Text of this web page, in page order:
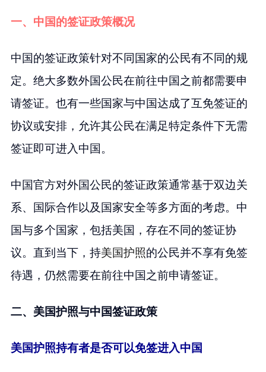
一、中国的签证政策概况
中国的签证政策针对不同国家的公民有不同的规
定。绝大多数外国公民在前往中国之前都需要申
请签证。也有一些国家与中国达成了互免签证的
协议或安排，允许其公民在满足特定条件下无需
签证即可进入中国。
中国官方对外国公民的签证政策通常基于双边关
系、国际合作以及国家安全等多方面的考虑。中
国与多个国家，包括美国，存在不同的签证协
议。直到当下，持美国护照的公民并不享有免签
待遇，仍然需要在前往中国之前申请签证。
二、美国护照与中国签证政策
美国护照持有者是否可以免签进入中国